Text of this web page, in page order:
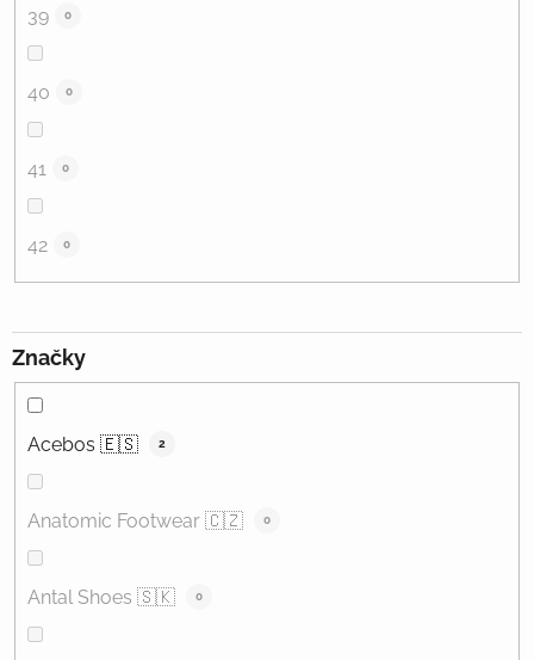
39 0
40 0
41 0
42 0
Značky
Acebos 🇪🇸 2
Anatomic Footwear 🇨🇿 0
Antal Shoes 🇸🇰 0